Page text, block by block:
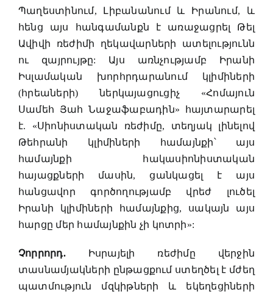
Պաղեստինում, Լիբանանում և Իրանում, և
հենց այս հանգամանքն է առաջացրել Թել
Ավիվի ռեժիմի ղեկավարների ատելությունն
ու զայրույթը: Այս առնչությամբ Իրանի
Իսլամական խորհրդարանում կլիմիների
(հրեաների) ներկայացուցիչ «Հոմայուն
Սամեհ Յահ Նաջաֆաբադին» հայտարարել
է. «Սիոնիստական ռեժիմը, տեղյակ լինելով
Թեհրանի կլիմիների համայնքի՝ այս
համայնքի հակասիոնիստական
հայացքների մասին, ցանկացել է այս
հանցավոր գործողությամբ վրեժ լուծել
Իրանի կլիմիների համայնքից, սակայն այս
հարցը մեր համայնքին չի կոտրի»:
Չորրորդ.Իսրայելի ռեժիմը վերջին
տասնամյակների ընթացքում ստեղծել է մժեղ
պատմություն մզկիթների և եկեղեցիների